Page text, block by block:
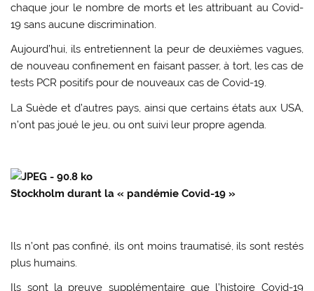
chaque jour le nombre de morts et les attribuant au Covid-
19 sans aucune discrimination.
Aujourd’hui, ils entretiennent la peur de deuxièmes vagues,
de nouveau confinement en faisant passer, à tort, les cas de
tests PCR positifs pour de nouveaux cas de Covid-19.
La Suède et d’autres pays, ainsi que certains états aux USA,
n’ont pas joué le jeu, ou ont suivi leur propre agenda.
Stockholm durant la « pandémie Covid-19 »
Ils n’ont pas confiné, ils ont moins traumatisé, ils sont restés
plus humains.
Ils sont la preuve supplémentaire que l’histoire Covid-19